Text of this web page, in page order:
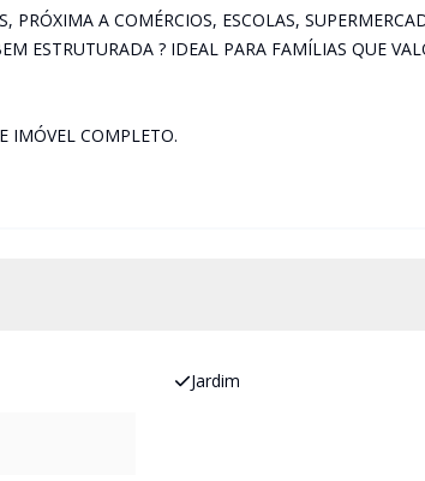
PRÓXIMA A COMÉRCIOS, ESCOLAS,
ESTRUTURADA ? IDEAL PARA FAMÍLIAS QUE
IMÓVEL COMPLETO.
Jardim